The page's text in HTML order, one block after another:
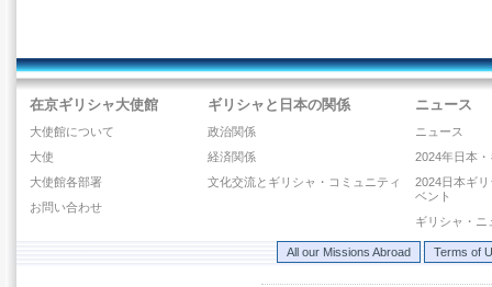
在京ギリシャ大使館
大使館について
大使
大使館各部署
お問い合わせ
ギリシャと日本の関係
政治関係
経済関係
文化交流とギリシャ・コミュニティ
ニュース
ニュース
2024年日本
2024日本ギ
ベント
ギリシャ・ニ
All our Missions Abroad Terms of